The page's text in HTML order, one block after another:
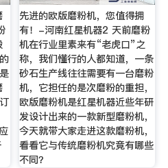
先进的欧版磨粉机，您值得拥
有！-河南红星机器2 天前磨粉
机在行业里素来有“老虎口”之
称，我们懂行的人都知道，一条
砂石生产线往往需要有一台磨粉
机，它担任的是次磨粉的重担，
欧版磨粉机是红星机器近些年研
发设计出来的一款新型磨粉机，
今天就带大家走进这款磨粉机，
看看它与传统磨粉机究竟有哪些
不同？